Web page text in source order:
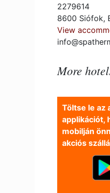
2279614
8600 Siófok,
View
More
Töltse le az
applikációt,
mobilján
akciós